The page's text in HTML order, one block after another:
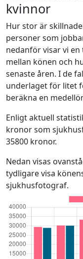
kvinnor
Hur stor är
personer som
nedanför visar vi
mellan könen och
senaste åren. I de
underlaget för litet
beräkna en
Enligt aktuell
kronor som
35800 kronor.
Nedan visas
tydligare visa
sjukhusfotograf.